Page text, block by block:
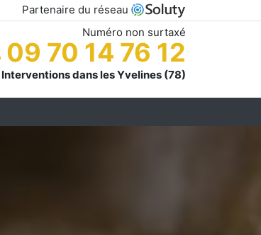
Partenaire du réseau
Numéro non surtaxé
09 70 14 76 12
Interventions dans les Yvelines (78)